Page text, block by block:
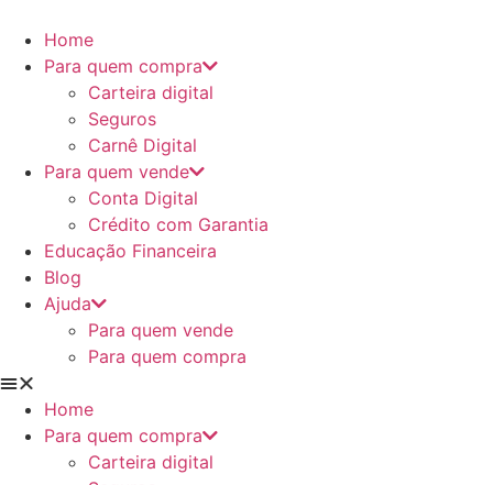
para
conteúdo
Home
Para quem compra
Carteira digital
Seguros
Carnê Digital
Para quem vende
Conta Digital
Crédito com Garantia
Educação Financeira
Blog
Ajuda
Para quem vende
Para quem compra
Home
Para quem compra
Carteira digital